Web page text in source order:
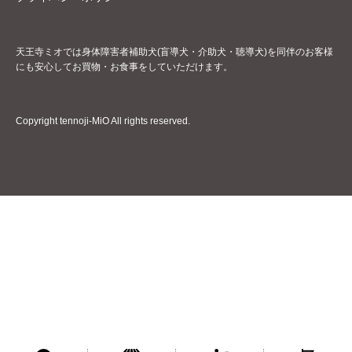
天王寺ミオでは身体障害者補助犬(盲導犬・介助犬・聴導犬)を同伴のお客様
にも安心してお買物・お食事をしていただけます。
Copyright tennoji-MiO All rights reserved.